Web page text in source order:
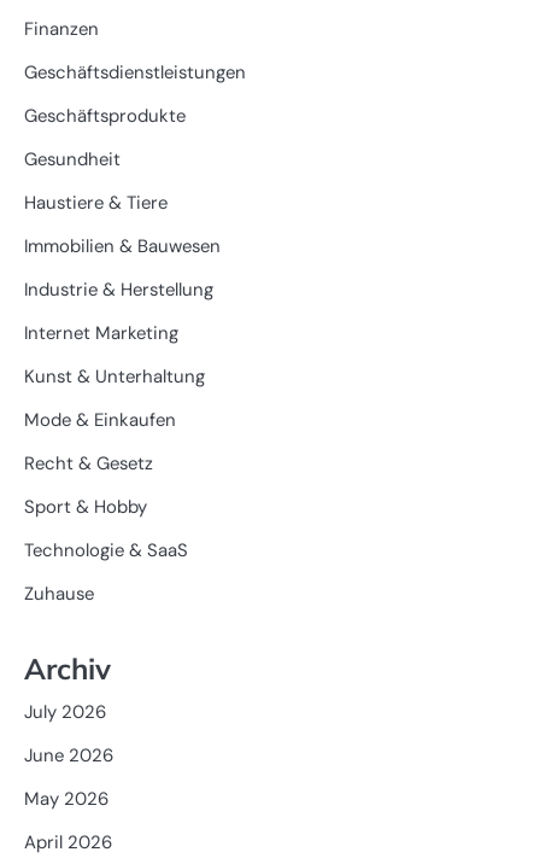
Finanzen
Geschäftsdienstleistungen
Geschäftsprodukte
Gesundheit
Haustiere & Tiere
Immobilien & Bauwesen
Industrie & Herstellung
Internet Marketing
Kunst & Unterhaltung
Mode & Einkaufen
Recht & Gesetz
Sport & Hobby
Technologie & SaaS
Zuhause
Archiv
July 2026
June 2026
May 2026
April 2026